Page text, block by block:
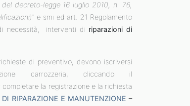
decreto-legge 16 luglio 2010, n. 76,
” e smi ed art. 21 Regolamento
necessità, interventi di riparazioni di
di preventivo, devono iscriversi
carrozzeria, cliccando il
la registrazione e la richiesta
RIPARAZIONE E MANUTENZIONE –